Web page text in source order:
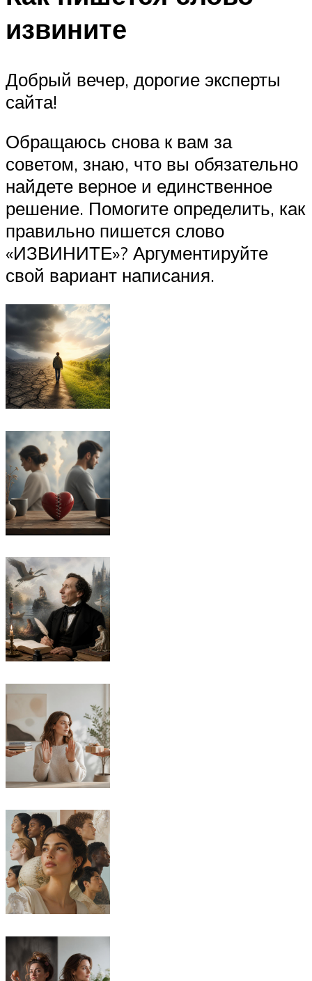
извините
Добрый вечер, дорогие эксперты
сайта!
Обращаюсь снова к вам за
советом, знаю, что вы обязательно
найдете верное и единственное
решение. Помогите определить, как
правильно пишется слово
«ИЗВИНИТЕ»? Аргументируйте
свой вариант написания.